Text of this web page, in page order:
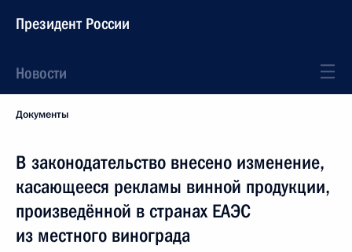
Президент России
Новости
Документы
В законодательство внесено изменение,
касающееся рекламы винной продукции,
произведённой в странах ЕАЭС
из местного винограда